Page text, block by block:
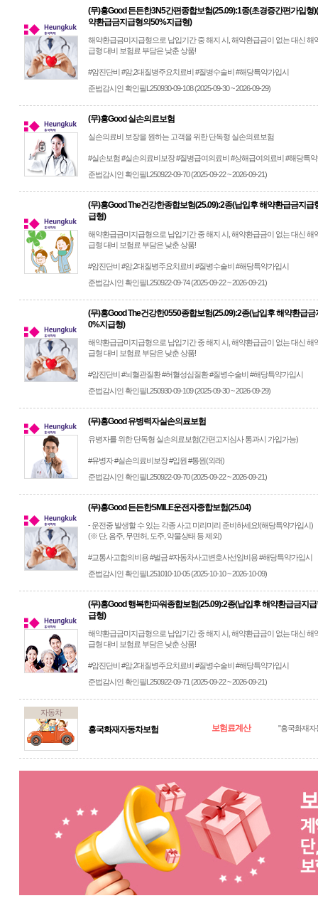
(무)흥Good 든든한3N5간편종합보험(25.09):1종(초경증간편가입형
약환급금지급형의50%지급형)
해약환급금미지급형으로 납입기간 중 해지 시, 해약환급금이 없는 대신 해
급형 대비 보험료 부담은 낮춘 상품!
#암진단비 #암,2대질병주요치료비 #질병수술비 #해당특약가입시
준법감시인 확인필L250930-09-108 (2025-09-30 ~ 2026-09-29)
(무)흥Good 실손의료보험
실손의료비 보장을 원하는 고객을 위한 단독형 실손의료보험
#실손보험 #실손의료비보장 #질병급여의료비 #상해급여의료비 #해당특
준법감시인 확인필L250922-09-70 (2025-09-22 ~ 2026-09-21)
(무)흥Good The건강한종합보험(25.09):2종(납입후 해약환급금지급
급형)
해약환급금미지급형으로 납입기간 중 해지 시, 해약환급금이 없는 대신 해
급형 대비 보험료 부담은 낮춘 상품!
#암진단비 #암,2대질병주요치료비 #질병수술비 #해당특약가입시
준법감시인 확인필L250922-09-74 (2025-09-22 ~ 2026-09-21)
(무)흥Good The건강한0550종합보험(25.09):2종(납입후 해약환급
0%지급형)
해약환급금미지급형으로 납입기간 중 해지 시, 해약환급금이 없는 대신 해
급형 대비 보험료 부담은 낮춘 상품!
#암진단비 #뇌혈관질환 #허혈성심질환 #질병수술비 #해당특약가입시
준법감시인 확인필L250930-09-109 (2025-09-30 ~ 2026-09-29)
(무)흥Good 유병력자실손의료보험
유병자를 위한 단독형 실손의료보험(간편고지심사 통과시 가입가능)
#유병자 #실손의료비보장 #입원 #통원(외래)
준법감시인 확인필L250922-09-70 (2025-09-22 ~ 2026-09-21)
(무)흥Good 든든한SMILE운전자종합보험(25.04)
- 운전중 발생할 수 있는 각종 사고 미리미리 준비하세요!(해당특약가입시)
(※ 단, 음주, 무면허, 도주, 약물상태 등 제외)
#교통사고합의비용 #벌금 #자동차사고변호사선임비용 #해당특약가입시
준법감시인 확인필L251010-10-05 (2025-10-10 ~ 2026-10-09)
(무)흥Good 행복한파워종합보험(25.09):2종(납입후 해약환급금지
급형)
해약환급금미지급형으로 납입기간 중 해지 시, 해약환급금이 없는 대신 해
급형 대비 보험료 부담은 낮춘 상품!
#암진단비 #암,2대질병주요치료비 #질병수술비 #해당특약가입시
준법감시인 확인필L250922-09-71 (2025-09-22 ~ 2026-09-21)
자동차
흥국화재자동차보험 보험료계산 "흥국화재자